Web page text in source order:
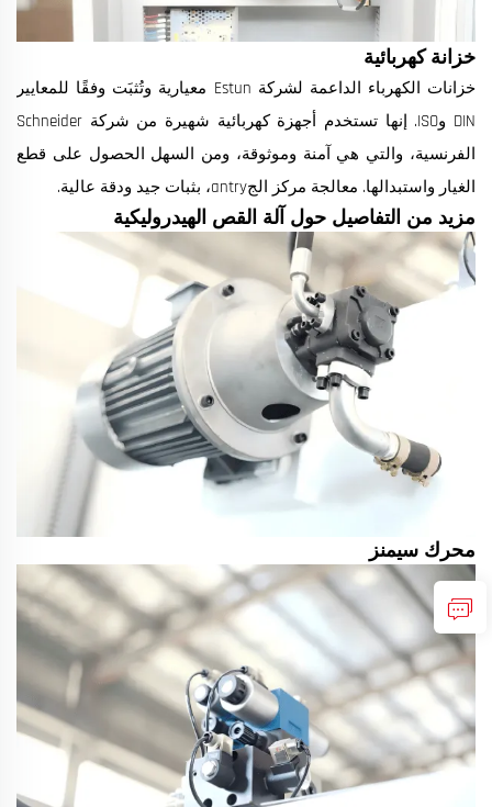
خزانة كهربائية
خزانات الكهرباء الداعمة لشركة Estun معيارية وتُثبَت وفقًا للمعايير
DIN وISO. إنها تستخدم أجهزة كهربائية شهيرة من شركة Schneider
الفرنسية، والتي هي آمنة وموثوقة، ومن السهل الحصول على قطع
الغيار واستبدالها. معالجة مركز الجantry، بثبات جيد ودقة عالية.
مزيد من التفاصيل حول آلة القص الهيدروليكية
محرك سيمنز